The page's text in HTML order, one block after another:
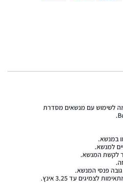
לשימוש עם מנשאים מסדרת
במנשא.
למנשא.
לקשת המנשא.
פנסי המנשא.
לצמיגים עד 3.25 אינץ.